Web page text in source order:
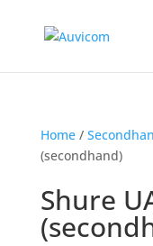
Home/
(secondhand)
Shure